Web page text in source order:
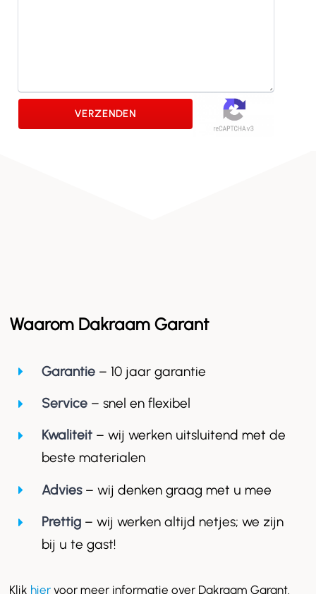
Waarom Dakraam Garant
Garantie– 10 jaar garantie
Service – snel en flexibel
Kwaliteit– wij werken uitsluitend met de
beste materialen
Advies– wij denken graag met u mee
Prettig– wij werken altijd netjes; we zijn
bij u te gast!
Klik hier voor meer informatie over Dakraam Garant.